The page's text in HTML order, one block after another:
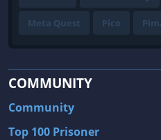
Meta Quest Pico
COMMUNITY
Community
Top 100 Prisoner